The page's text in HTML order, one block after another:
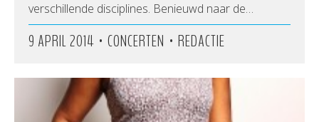
verschillende disciplines. Benieuwd naar de…
9 APRIL 2014 • CONCERTEN • REDACTIE